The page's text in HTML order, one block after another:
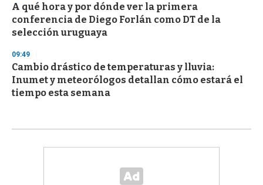
A qué hora y por dónde ver la primera
conferencia de Diego Forlán como DT de la
selección uruguaya
09:49
Cambio drástico de temperaturas y lluvia:
Inumet y meteorólogos detallan cómo estará el
tiempo esta semana